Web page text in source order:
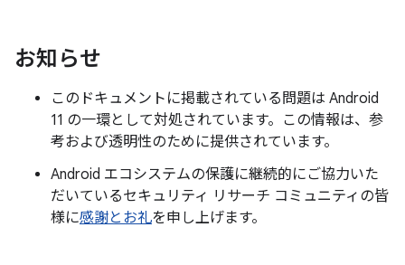
お知らせ
このドキュメントに掲載されている問題は Android
11 の一環として対処されています。この情報は、参
考および透明性のために提供されています。
Android エコシステムの保護に継続的にご協力いた
だいているセキュリティ リサーチ コミュニティの皆
様に感謝とお礼を申し上げます。